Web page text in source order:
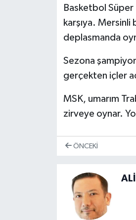
Basketbol Süper
karşıya.
deplasmanda
Sezona
gerçekten içler
MSK, umarım
zirveye oynar.
ÖNCEKI